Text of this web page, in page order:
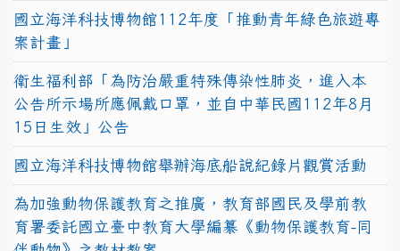
國立海洋科技博物館112年度「推動青年綠色旅遊專
案計畫」
衛生福利部「為防治嚴重特殊傳染性肺炎，進入本
公告所示場所應佩戴口罩，並自中華民國112年8月
15日生效」公告
國立海洋科技博物館舉辦海底船說紀錄片觀賞活動
為加強動物保護教育之推廣，教育部國民及學前教
育署委託國立臺中教育大學編纂《動物保護教育-同